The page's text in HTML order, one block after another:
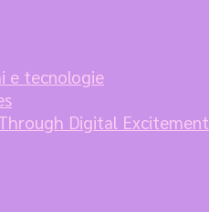
e tecnologie
Digital Excitement